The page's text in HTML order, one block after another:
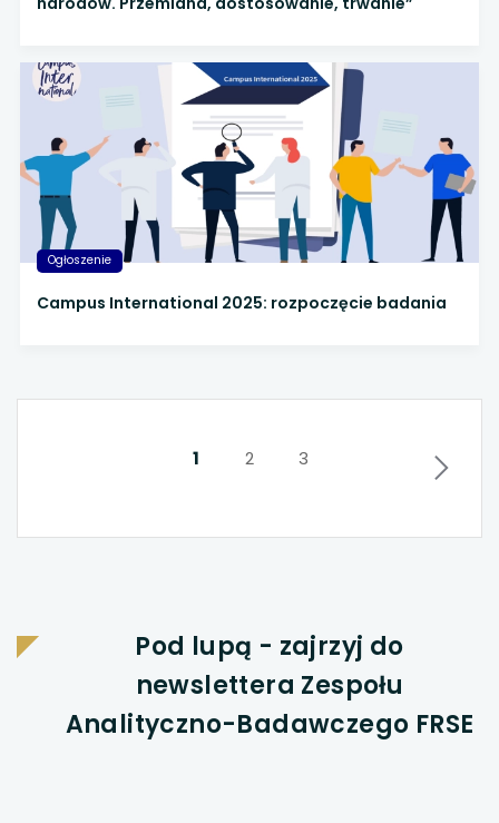
Ogłoszenie
Campus International 2025: rozpoczęcie badania
1 2 3
Pod lupą - zajrzyj do
newslettera Zespołu
Analityczno-Badawczego FRSE